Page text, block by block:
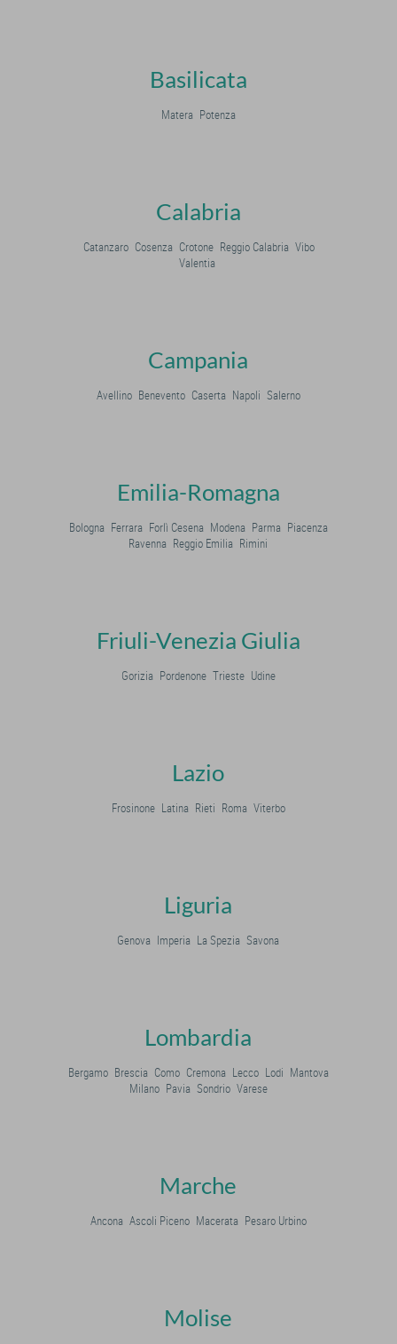
Basilicata
Matera Potenza
Calabria
Catanzaro Cosenza Crotone Reggio Calabria Vibo
Valentia
Campania
Avellino Benevento Caserta Napoli Salerno
Emilia-Romagna
Bologna Ferrara Forlì Cesena Modena Parma Piacenza
Ravenna Reggio Emilia Rimini
Friuli-Venezia Giulia
Gorizia Pordenone Trieste Udine
Lazio
Frosinone Latina Rieti Roma Viterbo
Liguria
Genova Imperia La Spezia Savona
Lombardia
Bergamo Brescia Como Cremona Lecco Lodi Mantova
Milano Pavia Sondrio Varese
Marche
Ancona Ascoli Piceno Macerata Pesaro Urbino
Molise